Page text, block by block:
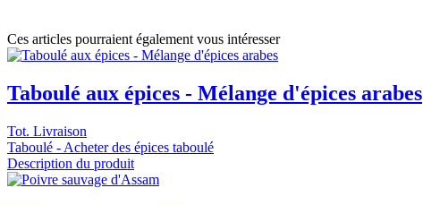
Ces articles pourraient également vous intéresser
Taboulé aux épices - Mélange d'épices arabes
Tot. Livraison
Taboulé - Acheter des épices taboulé
Description du produit